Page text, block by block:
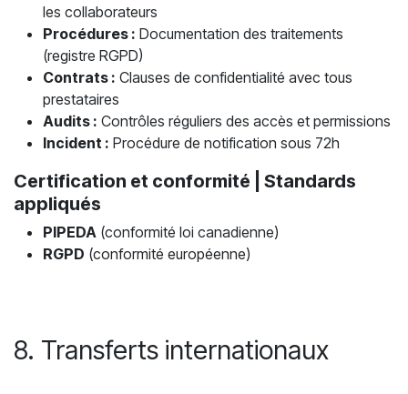
les collaborateurs
Procédures : Documentation des traitements
(registre RGPD)
Contrats : Clauses de confidentialité avec tous
prestataires
Audits : Contrôles réguliers des accès et permissions
Incident : Procédure de notification sous 72h
Certification et conformité | Standards
appliqués
PIPEDA (conformité loi canadienne)
RGPD (conformité européenne)
8. Transferts internationaux